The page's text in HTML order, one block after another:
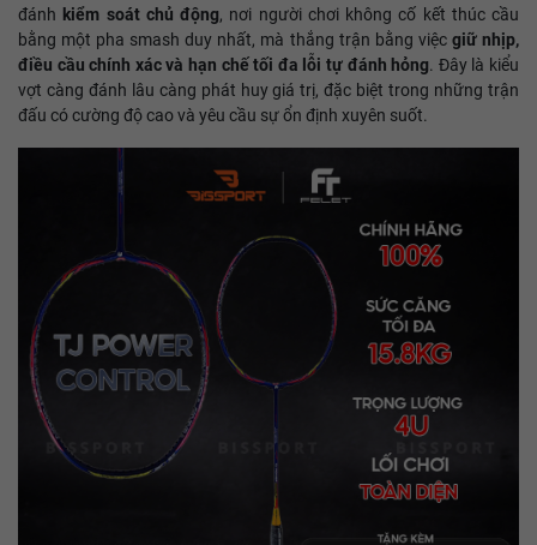
đánh kiểm soát chủ động, nơi người chơi không cố kết thúc cầu
bằng một pha smash duy nhất, mà thắng trận bằng việc giữ nhịp,
điều cầu chính xác và hạn chế tối đa lỗi tự đánh hỏng. Đây là kiểu
vợt càng đánh lâu càng phát huy giá trị, đặc biệt trong những trận
đấu có cường độ cao và yêu cầu sự ổn định xuyên suốt.